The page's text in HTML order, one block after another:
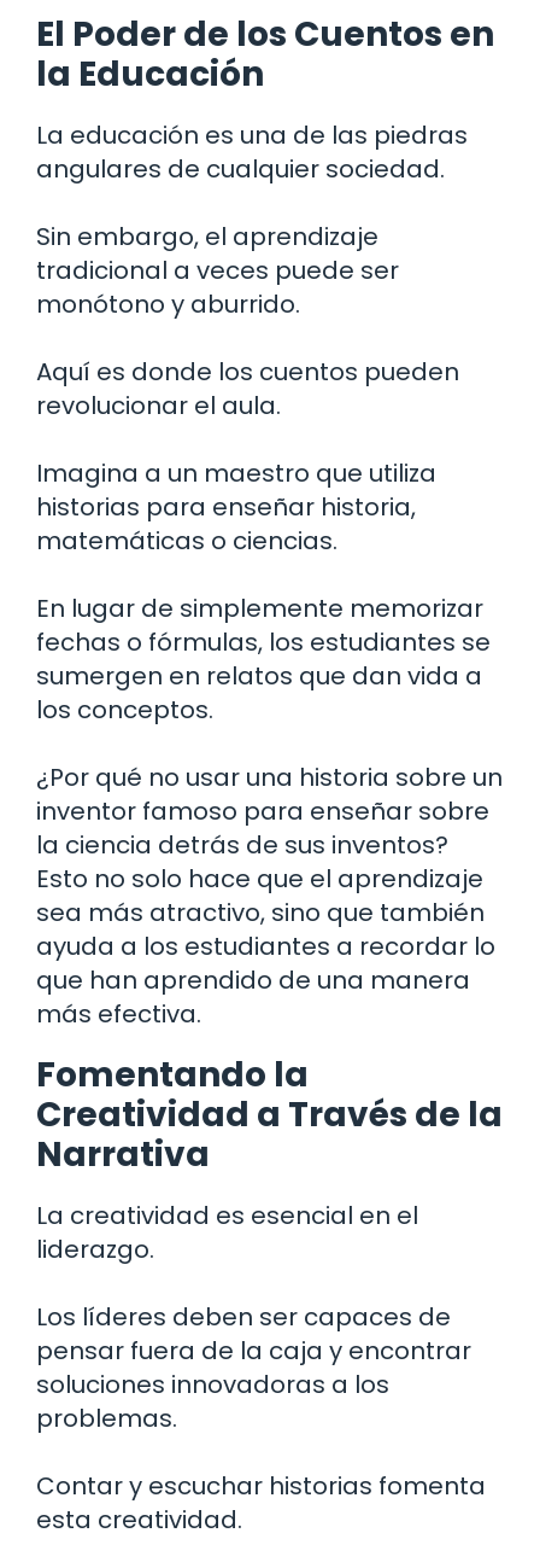
El Poder de los Cuentos en
la Educación
La educación es una de las piedras
angulares de cualquier sociedad.
Sin embargo, el aprendizaje
tradicional a veces puede ser
monótono y aburrido.
Aquí es donde los cuentos pueden
revolucionar el aula.
Imagina a un maestro que utiliza
historias para enseñar historia,
matemáticas o ciencias.
En lugar de simplemente memorizar
fechas o fórmulas, los estudiantes se
sumergen en relatos que dan vida a
los conceptos.
¿Por qué no usar una historia sobre un
inventor famoso para enseñar sobre
la ciencia detrás de sus inventos?
Esto no solo hace que el aprendizaje
sea más atractivo, sino que también
ayuda a los estudiantes a recordar lo
que han aprendido de una manera
más efectiva.
Fomentando la
Creatividad a Través de la
Narrativa
La creatividad es esencial en el
liderazgo.
Los líderes deben ser capaces de
pensar fuera de la caja y encontrar
soluciones innovadoras a los
problemas.
Contar y escuchar historias fomenta
esta creatividad.